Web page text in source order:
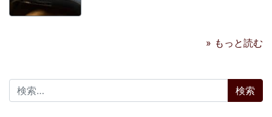
» もっと読む
検索: